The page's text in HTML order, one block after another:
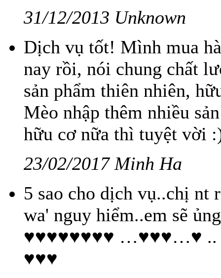
31/12/2013 Unknown
Dịch vụ tốt! Mình mua
nay rồi, nói chung chất
sản phẩm thiên nhiên,
Mèo nhập thêm nhiều
hữu cơ nữa thì tuyệt vời
23/02/2017 Minh Ha
5 sao cho dịch vụ..chị nt
wa' nguy hiểm..em sẽ
♥♥♥♥♥♥♥♥
♥♥♥